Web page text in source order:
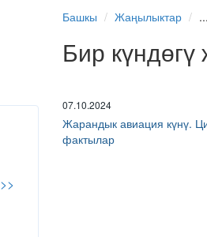
>>
Башкы Жаңылыктар
Бир
07.10.2024
Жарандык авиация күнү.
фактылар